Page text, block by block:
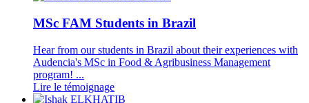
MSc FAM Students in Brazil
Hear from our students in Brazil about their experiences with
Audencia's MSc in Food & Agribusiness Management
program! ...
Lire le témoignage